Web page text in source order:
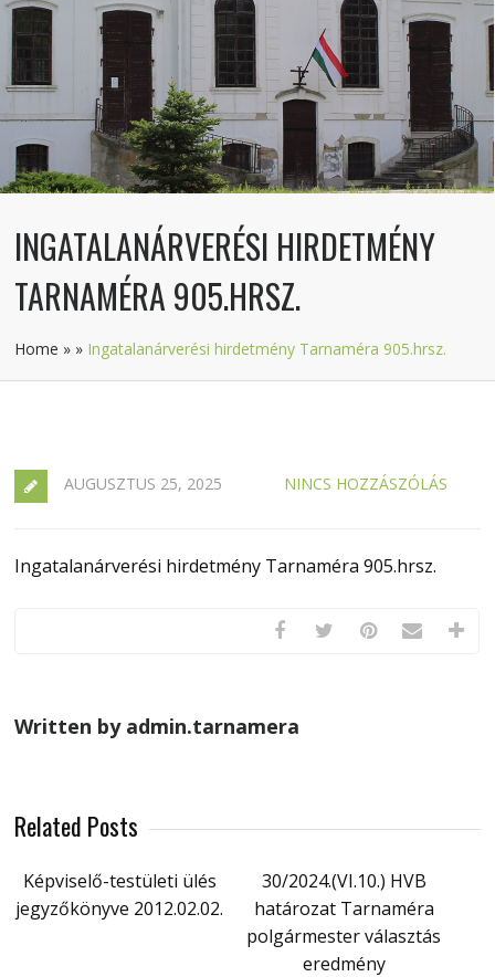
INGATALANÁRVERÉSI HIRDETMÉNY
TARNAMÉRA 905.HRSZ.
Home » » Ingatalanárverési hirdetmény Tarnaméra 905.hrsz.
AUGUSZTUS 25, 2025 NINCS HOZZÁSZÓLÁS
Ingatalanárverési hirdetmény Tarnaméra 905.hrsz.
Written by admin.tarnamera
Related Posts
Képviselő-testületi ülés
jegyzőkönyve 2012.02.02.
30/2024.(VI.10.) HVB
határozat Tarnaméra
polgármester választás
eredmény